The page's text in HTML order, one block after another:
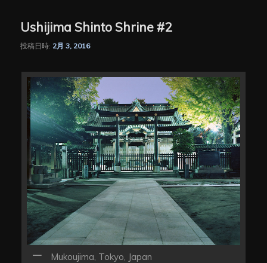
Ushijima Shinto Shrine #2
投稿日時: 2月 3, 2016
Mukoujima, Tokyo, Japan